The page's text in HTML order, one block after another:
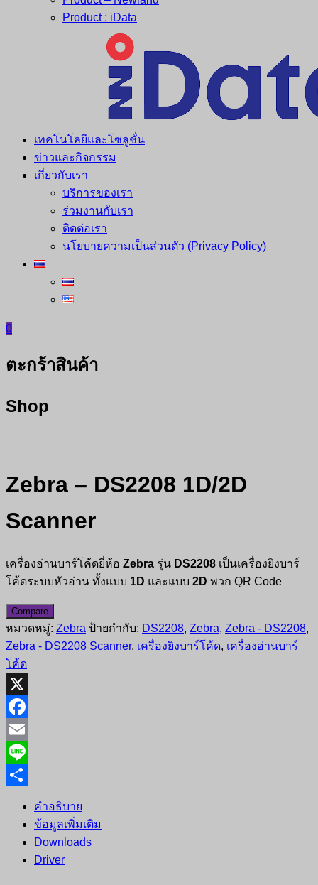
Product : iData
เทคโนโลยีและโซลูชั่น
ข่าวและกิจกรรม
เกี่ยวกับเรา
บริการของเรา
ร่วมงานกับเรา
ติดต่อเรา
นโยบายความเป็นส่วนตัว (Privacy Policy)
0
ตะกร้าสินค้า
Shop
Zebra – DS2208 1D/2D
Scanner
เครื่องอ่านบาร์โค้ดยี่ห้อ Zebra รุ่น DS2208 เป็นเครื่องยิงบาร์
โค้ดระบบหัวอ่าน ทั้งแบบ 1D และแบบ 2D พวก QR Code
Compare
หมวดหมู่: Zebra ป้ายกำกับ: DS2208, Zebra, Zebra - DS2208,
Zebra - DS2208 Scanner, เครื่องยิงบาร์โค้ด, เครื่องอ่านบาร์
โค้ด
X
Facebook
Email
Line
คำอธิบาย
ข้อมูลเพิ่มเติม
Downloads
Driver